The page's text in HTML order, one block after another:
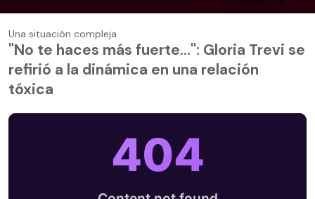
Una situación compleja
"No te haces más fuerte...": Gloria Trevi se
refirió a la dinámica en una relación
tóxica